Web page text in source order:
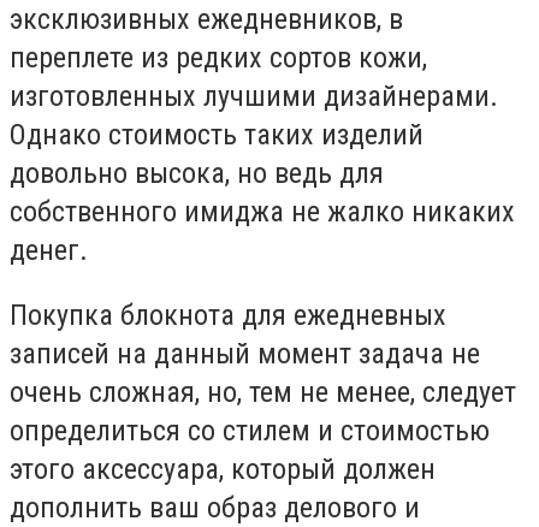
эксклюзивных ежедневников, в
переплете из редких сортов кожи,
изготовленных лучшими дизайнерами.
Однако стоимость таких изделий
довольно высока, но ведь для
собственного имиджа не жалко никаких
денег.
Покупка блокнота для ежедневных
записей на данный момент задача не
очень сложная, но, тем не менее, следует
определиться со стилем и стоимостью
этого аксессуара, который должен
дополнить ваш образ делового и